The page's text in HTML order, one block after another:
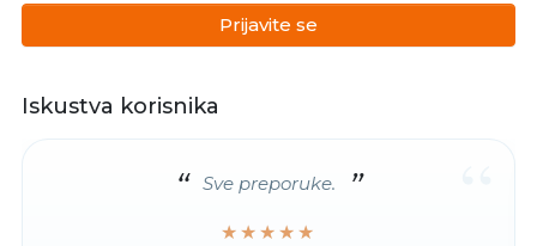
Prijavite se
Iskustva korisnika
Sve preporuke.
★★★★★
★★★★★